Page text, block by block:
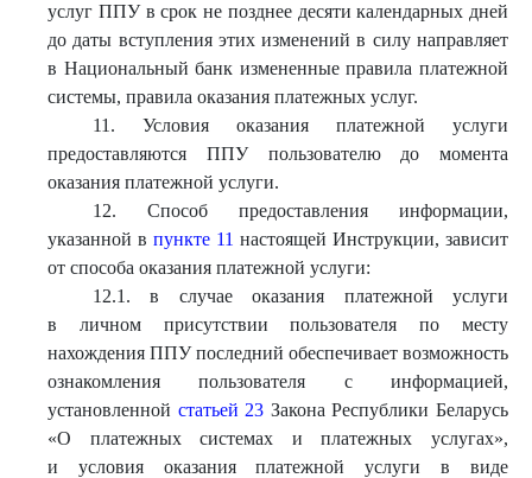
услуг ППУ в срок не позднее десяти календарных дней
до даты вступления этих изменений в силу направляет
в Национальный банк измененные правила платежной
системы, правила оказания платежных услуг.
11. Условия оказания платежной услуги
предоставляются ППУ пользователю до момента
оказания платежной услуги.
12. Способ предоставления информации,
указанной в пункте 11 настоящей Инструкции, зависит
от способа оказания платежной услуги:
12.1. в случае оказания платежной услуги
в личном присутствии пользователя по месту
нахождения ППУ последний обеспечивает возможность
ознакомления пользователя с информацией,
установленной статьей 23 Закона Республики Беларусь
«О платежных системах и платежных услугах»,
и условия оказания платежной услуги в виде